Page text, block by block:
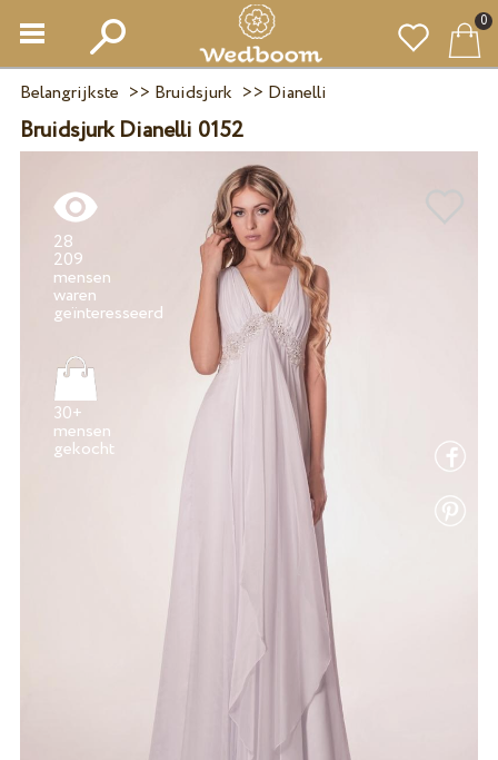
0
Belangrijkste >> Bruidsjurk >> Dianelli
Bruidsjurk Dianelli 0152
28
209
mensen
waren
30+
mensen